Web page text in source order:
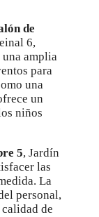
de
6,
amplia
para
una
un
niños
5, Jardín
las
La
personal,
de